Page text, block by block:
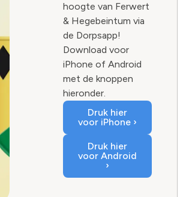
hoogte van Ferwert
& Hegebeintum via
de Dorpsapp!
Download voor
iPhone of Android
met de knoppen
hieronder.
Druk hier
voor iPhone ›
Druk hier
voor Android
›